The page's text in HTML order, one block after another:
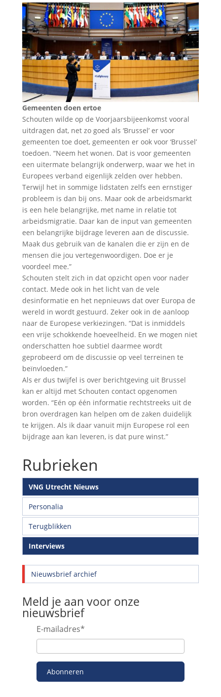
Gemeenten doen ertoe
Schouten wilde op de Voorjaarsbijeenkomst vooral
uitdragen dat, net zo goed als ‘Brussel’ er voor
gemeenten toe doet, gemeenten er ook voor ‘Brussel’
toedoen. “Neem het wonen. Dat is voor gemeenten
een uitermate belangrijk onderwerp, waar we het in
Europees verband eigenlijk zelden over hebben.
Terwijl het in sommige lidstaten zelfs een ernstiger
probleem is dan bij ons. Maar ook de arbeidsmarkt
is een hele belangrijke, met name in relatie tot
arbeidsmigratie. Daar kan de input van gemeenten
een belangrijke bijdrage leveren aan de discussie.
Maak dus gebruik van de kanalen die er zijn en de
mensen die jou vertegenwoordigen. Doe er je
voordeel mee.”
Schouten stelt zich in dat opzicht open voor nader
contact. Mede ook in het licht van de vele
desinformatie en het nepnieuws dat over Europa de
wereld in wordt gestuurd. Zeker ook in de aanloop
naar de Europese verkiezingen. “Dat is inmiddels
een vrije schokkende hoeveelheid. En we mogen niet
onderschatten hoe subtiel daarmee wordt
geprobeerd om de discussie op veel terreinen te
beïnvloeden.”
Als er dus twijfel is over berichtgeving uit Brussel
kan er altijd met Schouten contact opgenomen
worden. “Eén op één informatie rechtstreeks uit de
bron overdragen kan helpen om de zaken duidelijk
te krijgen. Als ik daar vanuit mijn Europese rol een
bijdrage aan kan leveren, is dat pure winst.”
Rubrieken
VNG Utrecht Nieuws
Personalia
Terugblikken
Interviews
Nieuwsbrief archief
Meld je aan voor onze
nieuwsbrief
E-mailadres*
Abonneren